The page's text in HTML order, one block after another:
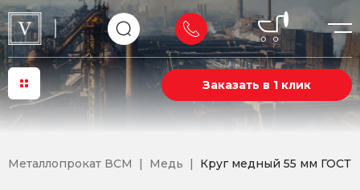
Заказать в 1 клик
Металлопрокат ВСМ Медь Круг медный 55 мм ГОСТ